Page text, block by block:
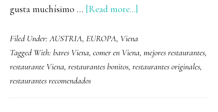
gusta muchísimo … [Read more...]
comer
en
Viena:
recomendados
Filed Under:AUSTRIA, EUROPA, Viena
Tagged With: bares Viena, comer en Viena, mejores restaurantes,
restaurante Viena, restaurantes bonitos, restaurantes originales,
restaurantes recomendados